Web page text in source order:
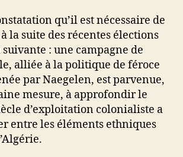
qu’il est nécessaire de
la suite des récentes élections
suivante : une campagne de
alliée à la politique de féroce
par Naegelen, est parvenue,
mesure, à approfondir le
d’exploitation colonialiste a
entre les éléments ethniques